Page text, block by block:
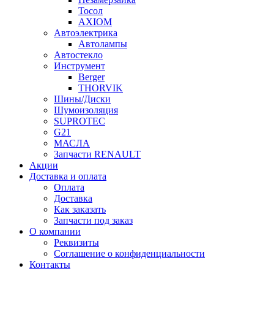
Тосол
AXIOM
Автоэлектрика
Автолампы
Автостекло
Инструмент
Berger
THORVIK
Шины/Диски
Шумоизоляция
SUPROTEC
G21
МАСЛА
Запчасти RENAULT
Акции
Доставка и оплата
Оплата
Доставка
Как заказать
Запчасти под заказ
О компании
Реквизиты
Соглашение о конфиденциальности
Контакты